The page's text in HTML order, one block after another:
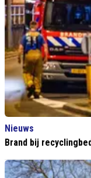
Nieuws
Brand bij